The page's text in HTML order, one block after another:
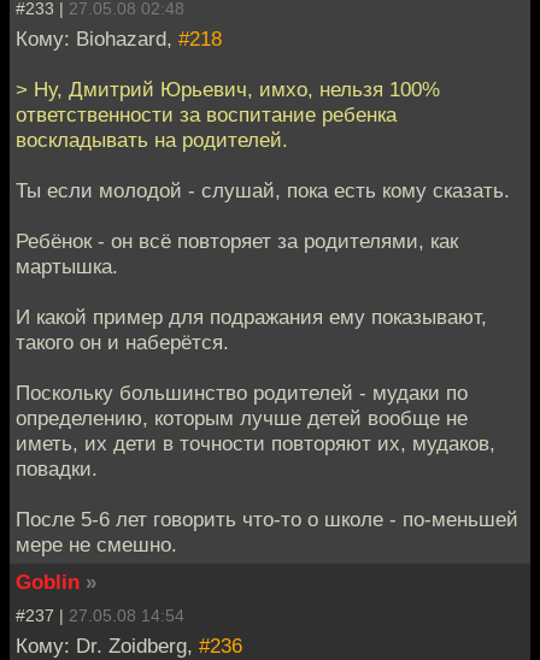
#233 | 27.05.08 02:48
Кому: Biohazard, #218
> Ну, Дмитрий Юрьевич, имхо, нельзя 100%
ответственности за воспитание ребенка
воскладывать на родителей.
Ты если молодой - слушай, пока есть кому сказать.
Ребёнок - он всё повторяет за родителями, как
мартышка.
И какой пример для подражания ему показывают,
такого он и наберётся.
Поскольку большинство родителей - мудаки по
определению, которым лучше детей вообще не
иметь, их дети в точности повторяют их, мудаков,
повадки.
После 5-6 лет говорить что-то о школе - по-меньшей
мере не смешно.
Goblin »
#237 | 27.05.08 14:54
Кому: Dr. Zoidberg, #236